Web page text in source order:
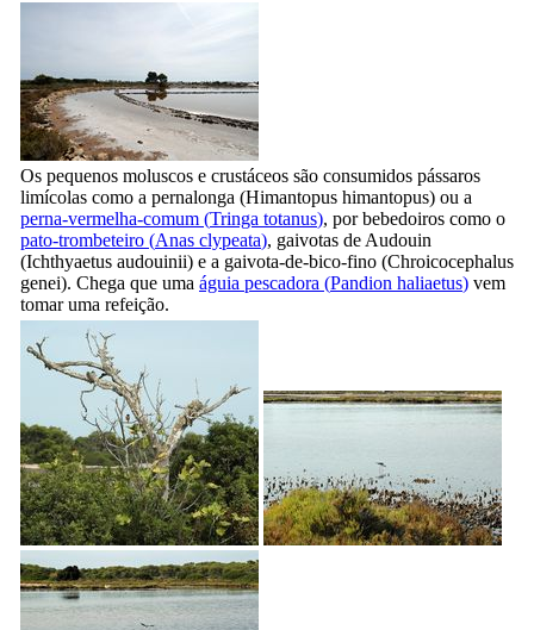
Os pequenos moluscos e crustáceos são consumidos pássaros
limícolas como a pernalonga (Himantopus himantopus) ou a
perna-vermelha-comum (Tringa totanus), por bebedoiros como o
pato-trombeteiro (Anas clypeata), gaivotas de Audouin
(Ichthyaetus audouinii) e a gaivota-de-bico-fino (Chroicocephalus
genei). Chega que uma águia pescadora (Pandion haliaetus) vem
tomar uma refeição.